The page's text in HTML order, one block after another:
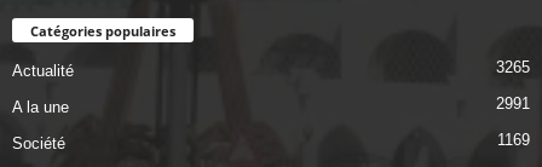
Catégories populaires
Actualité 3265
A la une 2991
Société
1169